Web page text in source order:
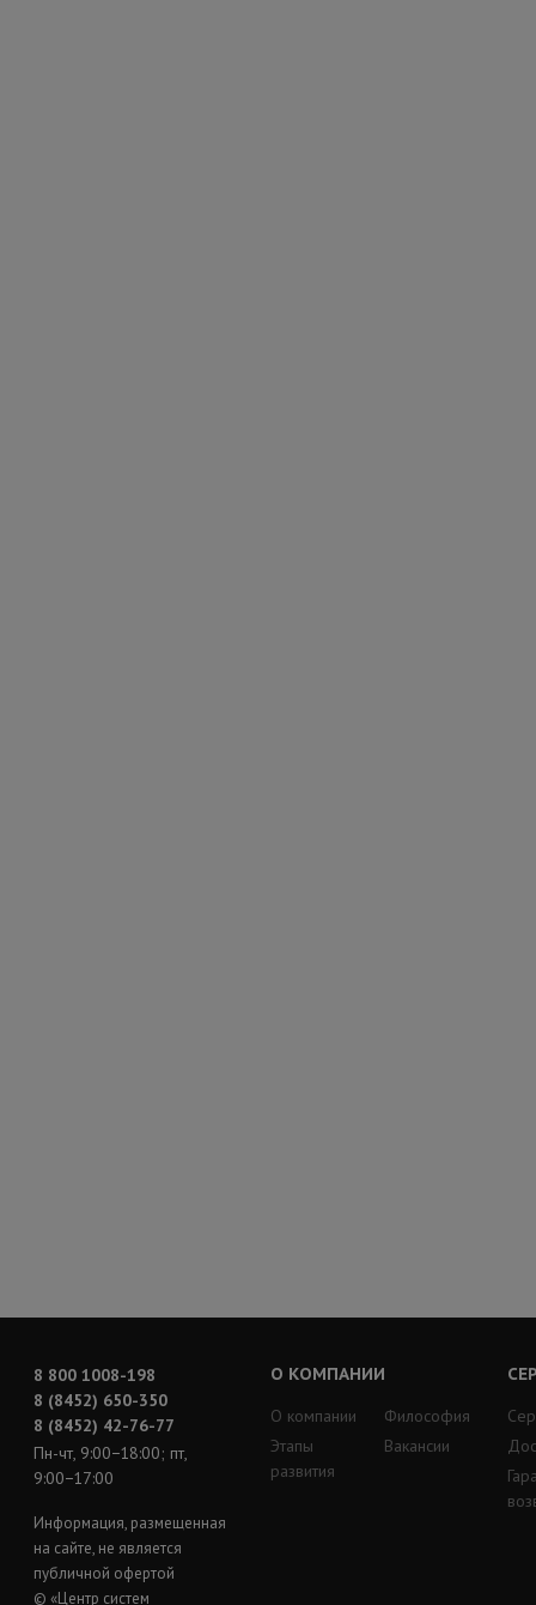
8 800 1008-198
8 (8452) 650-350
8 (8452) 42-76-77
Пн-чт, 9:00−18:00; пт,
9:00−17:00
Информация, размещенная
на сайте, не является
публичной офертой
© «Центр систем
О КОМПАНИИ
О компании
Этапы
развития
Философия
Вакансии